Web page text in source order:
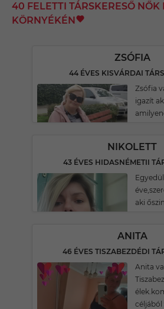
40 FELETTI TÁRSKERESŐ NŐK
KÖRNYÉKÉN
ZSÓFIA
44 ÉVES KISVÁRDAI
Zsófia
igazít
NIKOLETT
43 ÉVES HIDASNÉMETII
aki
ANITA
46 ÉVES TISZABEZDÉDI
Anita